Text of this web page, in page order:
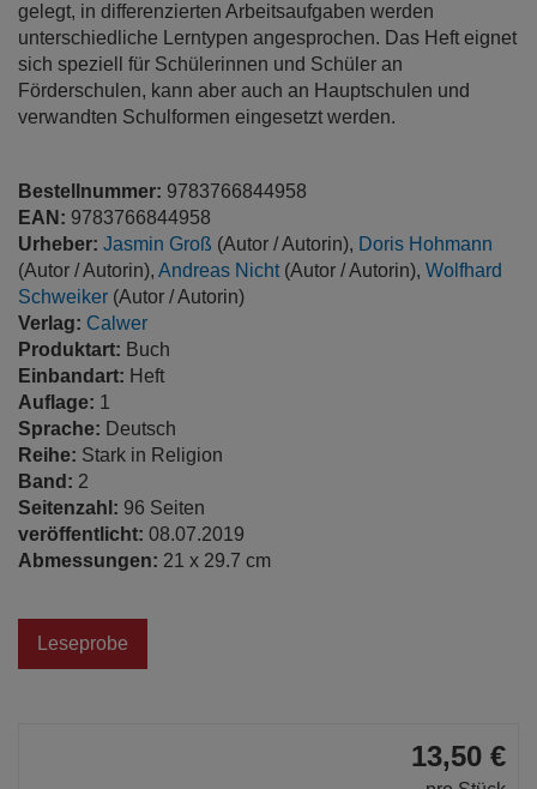
gelegt, in differenzierten Arbeitsaufgaben werden
unterschiedliche Lerntypen angesprochen. Das Heft eignet
sich speziell für Schülerinnen und Schüler an
Förderschulen, kann aber auch an Hauptschulen und
verwandten Schulformen eingesetzt werden.
Bestellnummer: 9783766844958
EAN: 9783766844958
Urheber: Jasmin Groß (Autor / Autorin), Doris Hohmann
(Autor / Autorin), Andreas Nicht(Autor / Autorin), Wolfhard
Schweiker (Autor / Autorin)
Verlag: Calwer
Produktart: Buch
Einbandart: Heft
Auflage: 1
Sprache: Deutsch
Reihe: Stark in Religion
Band: 2
Seitenzahl: 96 Seiten
veröffentlicht: 08.07.2019
Abmessungen: 21 x 29.7 cm
Leseprobe
13,50 €